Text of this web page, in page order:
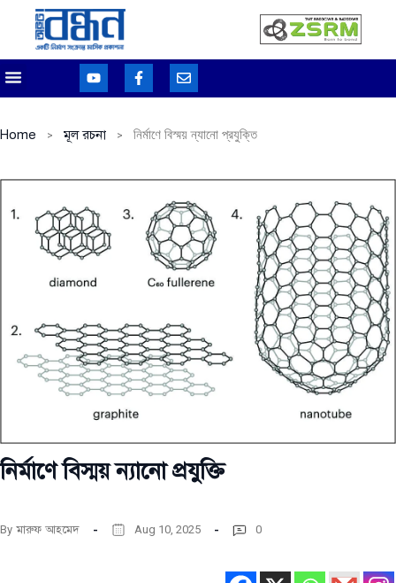
Home মূল রচনা নির্মাণে বিস্ময় ন্যানো প্রযুক্তি
নির্মাণে বিস্ময় ন্যানো প্রযুক্তি
By মারুফ আহমেদ Aug 10, 2025 0